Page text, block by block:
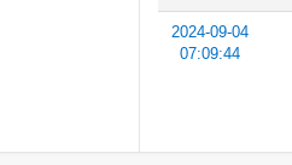
2024-09-04
07:09:44